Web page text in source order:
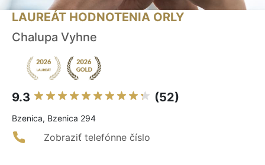
LAUREÁT HODNOTENIA ORLY
Chalupa Vyhne
9.3 (52)
Bzenica, Bzenica 294
Zobraziť telefónne číslo